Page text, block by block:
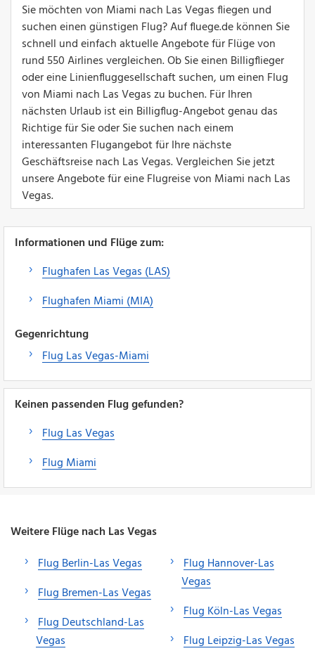
Sie möchten von Miami nach Las Vegas fliegen und
suchen einen günstigen Flug? Auf fluege.de können Sie
schnell und einfach aktuelle Angebote für Flüge von
rund 550 Airlines vergleichen. Ob Sie einen Billigflieger
oder eine Linienfluggesellschaft suchen, um einen Flug
von Miami nach Las Vegas zu buchen. Für Ihren
nächsten Urlaub ist ein Billigflug-Angebot genau das
Richtige für Sie oder Sie suchen nach einem
interessanten Flugangebot für Ihre nächste
Geschäftsreise nach Las Vegas. Vergleichen Sie jetzt
unsere Angebote für eine Flugreise von Miami nach Las
Vegas.
Informationen und Flüge zum:
Flughafen Las Vegas (LAS)
Flughafen Miami (MIA)
Gegenrichtung
Flug Las Vegas-Miami
Keinen passenden Flug gefunden?
Flug Las Vegas
Flug Miami
Weitere Flüge nach Las Vegas
Flug Berlin-Las Vegas
Flug Bremen-Las Vegas
Flug Deutschland-Las
Vegas
Flug Hannover-Las
Vegas
Flug Köln-Las Vegas
Flug Leipzig-Las Vegas